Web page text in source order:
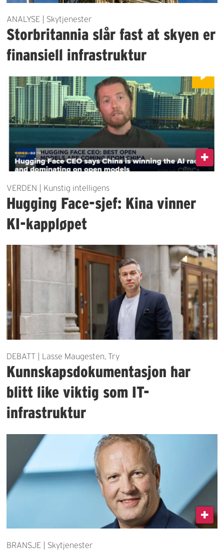
ANALYSE | Skytjenester
Storbritannia slår fast at skyen er
finansiell infrastruktur
VERDEN | Kunstig intelligens
Hugging Face-sjef: Kina vinner
KI-kappløpet
DEBATT | Lasse Maugesten, Try
Kunnskapsdokumentasjon har
blitt like viktig som IT-
infrastruktur
BRANSJE | Skytjenester